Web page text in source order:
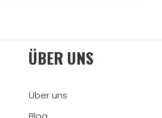
ÜBER UNS
Über uns